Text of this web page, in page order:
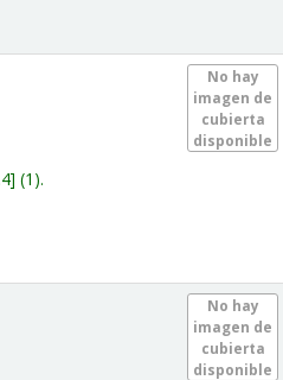
No hay
imagen de
cubierta
disponible
(1).
No hay
imagen de
cubierta
disponible